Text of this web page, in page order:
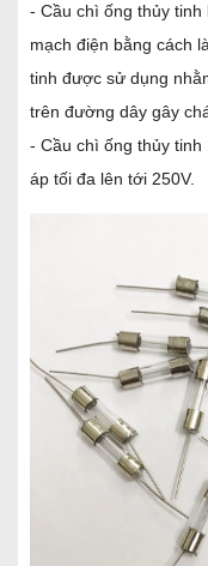
- Cầu chì ống thủy
mạch điện bằng cách
tinh được sử dụng
trên đường dây gây
- Cầu chì ống thủy
áp tối đa lên tới 250V.